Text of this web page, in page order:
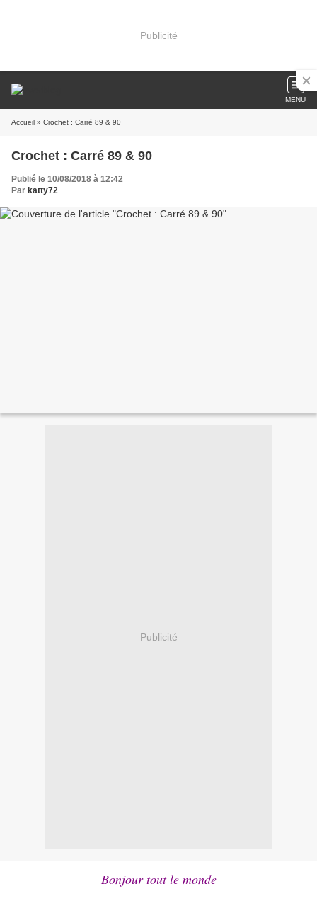
Publicité
MENU
Accueil » Crochet : Carré 89 & 90
Crochet : Carré 89 & 90
Publié le 10/08/2018 à 12:42
Par katty72
Publicité
Bonjour tout le monde